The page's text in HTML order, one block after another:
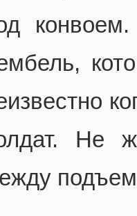
Не